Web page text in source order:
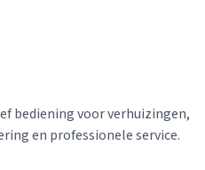
bediening voor verhuizingen,
en professionele service.